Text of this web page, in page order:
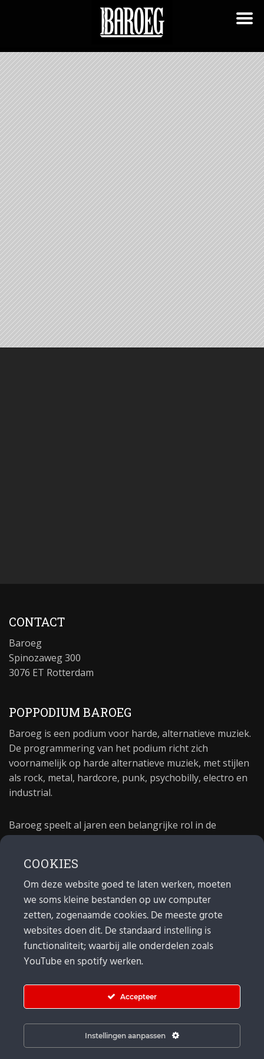
CONTACT
Baroeg
Spinozaweg 300
3076 ET Rotterdam
POPPODIUM BAROEG
Baroeg is een podium voor harde, alternatieve muziek.
De programmering van het podium richt zich
voornamelijk op harde alternatieve muziek, met stijlen
als rock, metal, hardcore, punk, psychobilly, electro en
industrial.
Baroeg speelt al jaren een belangrijke rol in de
poppodium 40 jaar.
MAIL
Algemeen: info@baroeg.nl
Bands & boeking: leon@baroeg.nl
Promotie & publiciteit: francis@baroeg.nl
COOKIES
Om deze website goed te laten werken, moeten
we soms kleine bestanden op uw computer
zetten, zogenaamde cookies. De meeste grote
websites doen dit. De standaard instelling is
functionaliteit; waarbij alle onderdelen zoals
YouTube en spotify werken.
Accepteer
Instellingen aanpassen